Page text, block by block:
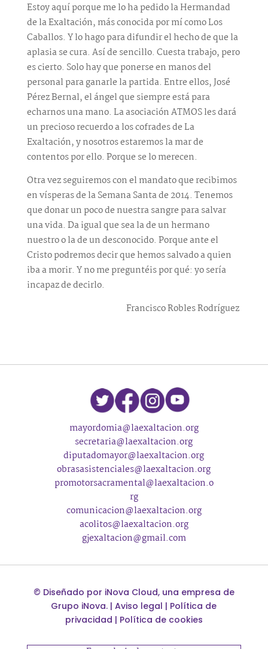
Estoy aquí porque me lo ha pedido la Hermandad
de la Exaltación, más conocida por mí como Los
Caballos. Y lo hago para difundir el hecho de que la
aplasia se cura. Así de sencillo. Cuesta trabajo, pero
es cierto. Solo hay que ponerse en manos del
personal para ganarle la partida. Entre ellos, José
Pérez Bernal, el ángel que siempre está para
echarnos una mano. La asociación ATMOS les dará
un precioso recuerdo a los cofrades de La
Exaltación, y nosotros estaremos la mar de
contentos por ello. Porque se lo merecen.
Otra vez seguiremos con el mandato que recibimos
en vísperas de la Semana Santa de 2014. Tenemos
que donar un poco de nuestra sangre para salvar
una vida. Da igual que sea la de un hermano
nuestro o la de un desconocido. Porque ante el
Cristo podremos decir que hemos salvado a quien
iba a morir. Y no me preguntéis por qué: yo sería
incapaz de decirlo.
Francisco Robles Rodríguez
mayordomia@laexaltacion.org
secretaria@laexaltacion.org
diputadomayor@laexaltacion.org
obrasasistenciales@laexaltacion.org
promotorsacramental@laexaltacion.o
rg
comunicacion@laexaltacion.org
acolitos@laexaltacion.org
gjexaltacion@gmail.com
© Diseñado por iNova Cloud, una empresa de
Grupo iNova. |Aviso legal | Política de
privacidad | Política de cookies